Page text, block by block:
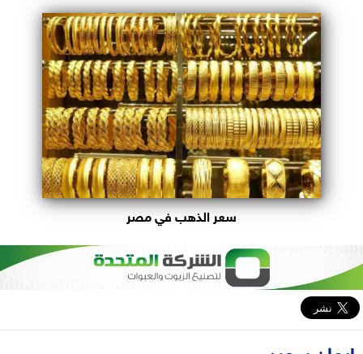
سعر الذهب في مصر